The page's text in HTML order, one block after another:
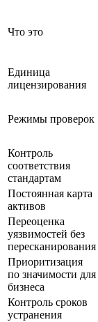
Что это
Единица
лицензирования
Режимы проверок
Контроль
соответствия
стандартам
Постоянная карта
активов
Переоценка
уязвимостей без
пересканирования
Приоритизация
по значимости для
бизнеса
Контроль сроков
устранения